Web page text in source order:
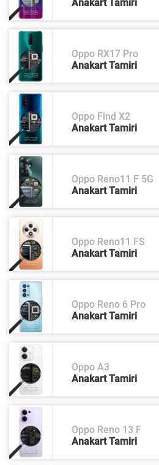
Anakart Tamiri
Oppo RX17 Pro
Anakart Tamiri
Oppo Find X2
Anakart Tamiri
Oppo Reno11 F 5G
Anakart Tamiri
Oppo Reno11 FS
Anakart Tamiri
Oppo Reno 6 Pro
Anakart Tamiri
Oppo A3
Anakart Tamiri
Oppo Reno 13 F
Anakart Tamiri